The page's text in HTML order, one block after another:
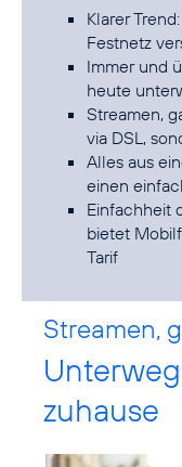
Klarer
Festnetz
Immer und
heute
Streamen,
via DSL,
Alles aus
einen
Einfachheit
bietet
Tarif
Streamen,
zuhause